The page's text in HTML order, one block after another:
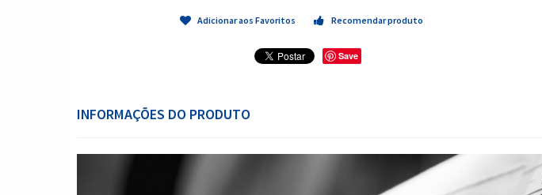
Adicionar aos Favoritos Recomendar produto
Save
INFORMAÇÕES DO PRODUTO